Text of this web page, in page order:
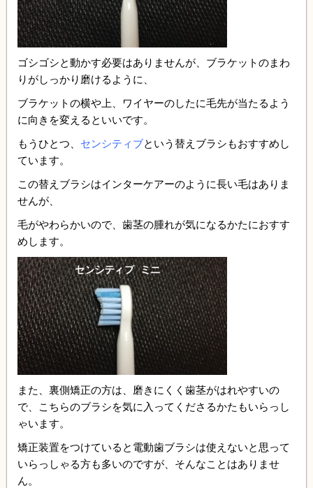
ゴシゴシと動かす必要はありませんが、ブラケットのまわ
りがしっかり磨けるように、
ブラケットの横や上、ワイヤーのしたに毛先が当たるよう
に向きを変えるといいです。
もうひとつ、 センシティブという替えブラシもおすすめし
ています。
この替えブラシはインターケアーのように長い毛はありま
せんが、
毛がやわらかいので、歯茎の腫れが気になるかたにおすす
めします。
また、裏側矯正の方は、磨きにくく歯茎がはれやすいの
で、こちらのブラシを気に入ってくださるかたもいらっし
ゃいます。
矯正装置をつけていると電動歯ブラシは使えないと思って
いらっしゃる方も多いのですが、そんなことはありませ
ん。